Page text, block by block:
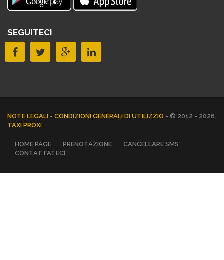
SEGUITECI
NOTE LEGALI - CONDIZIONI GENERALI DI UTILIZZIO - © 2012 - 2026
TAXI PROXI
HOME PAGE PRENOTAZIONE
CANCELLARE SMS
CONTATTATECI